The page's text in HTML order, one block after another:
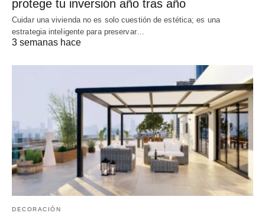
protege tu inversión año tras año
Cuidar una vivienda no es solo cuestión de estética; es una
estrategia inteligente para preservar…
3 semanas hace
DECORACIÓN